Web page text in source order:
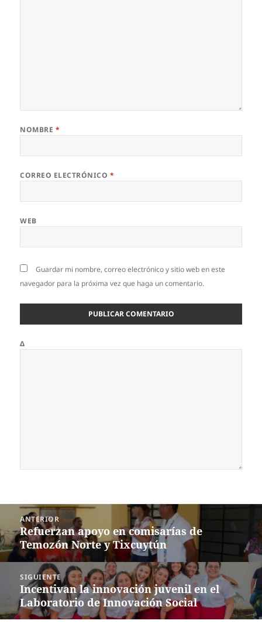
NOMBRE *
CORREO ELECTRÓNICO *
WEB
Guardar mi nombre, correo electrónico y sitio web en este
navegador para la próxima vez que haga un comentario.
Δ
Navegación
entradas
ANTERIOR
Entrada
anterior:
Refuerzan apoyo en comisarías de
Temozón Norte y Tixcuytún
SIGUIENTE
Siguiente
entrada:
Incentivan la innovación juvenil en el
Laboratorio de Innovación Social